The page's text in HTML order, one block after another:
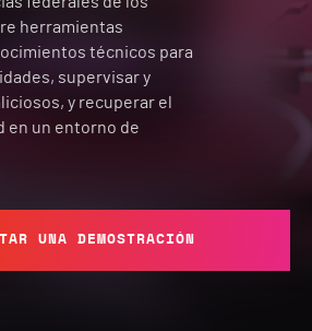
herramientas
técnicos para
supervisar y
y recuperar el
en un entorno de
UNA DEMOSTRACIÓN